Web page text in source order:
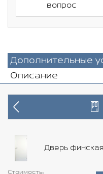
вопрос
Дополнительные
Описание
Дверь
Стоимость:
Стоимость:
Стоимость:
Стоимость:
Стоимость:
Стоимость:
Стоимость:
Стоимость:
Стоимость:
Стоимость:
Стоимость:
Стоимость:
Стоимость:
Стоимость: